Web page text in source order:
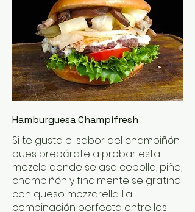
Hamburguesa Champifresh
Si te gusta el sabor del champiñón
pues prepárate a probar esta
mezcla donde se asa cebolla, piña,
champiñón y finalmente se gratina
con queso mozzarella. La
combinación perfecta entre los